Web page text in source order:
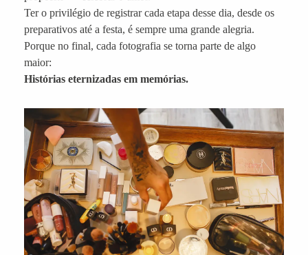
Ter o privilégio de registrar cada etapa desse dia, desde os
preparativos até a festa, é sempre uma grande alegria.
Porque no final, cada fotografia se torna parte de algo
maior:
Histórias eternizadas em memórias.